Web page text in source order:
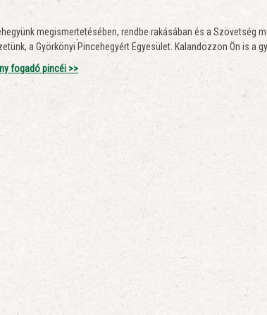
megismertetésében, rendbe rakásában és a Szövetség
a Györkönyi Pincehegyért Egyesület. Kalandozzon Ön is a
fogadó pincéi >>